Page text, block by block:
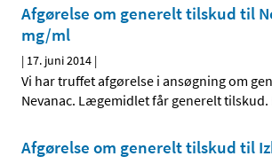
Afgørelse om generelt tilskud til
mg/ml
| 17. juni 2014 |
Vi har truffet afgørelse i ansøgning om
Nevanac. Lægemidlet får generelt tilskud.
Afgørelse om generelt tilskud til